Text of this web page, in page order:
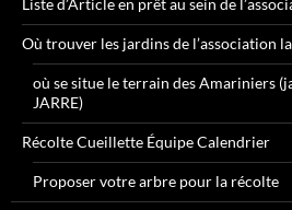
Liste d’Article en prêt au sein de
Où trouver les jardins de l’association
où se situe le terrain des Amariniers
JARRE)
Récolte Cueillette Équipe Calendrier
Proposer votre arbre pour la récolte